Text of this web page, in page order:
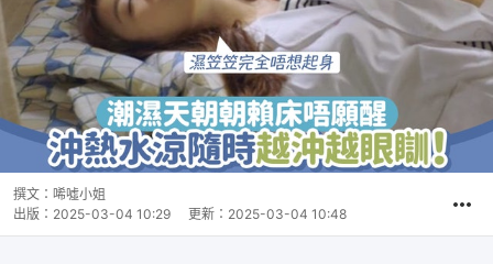
撰文： 唏噓小姐
出版： 2025-03-04 10:29 更新： 2025-03-04 10:48